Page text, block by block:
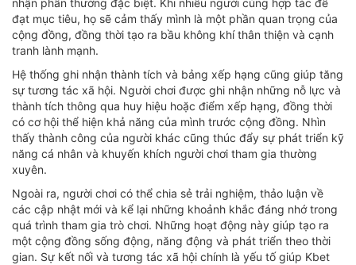
nhận phần thưởng đặc biệt. Khi nhiều người cùng hợp tác để
đạt mục tiêu, họ sẽ cảm thấy mình là một phần quan trọng của
cộng đồng, đồng thời tạo ra bầu không khí thân thiện và cạnh
tranh lành mạnh.
Hệ thống ghi nhận thành tích và bảng xếp hạng cũng giúp tăng
sự tương tác xã hội. Người chơi được ghi nhận những nỗ lực và
thành tích thông qua huy hiệu hoặc điểm xếp hạng, đồng thời
có cơ hội thể hiện khả năng của mình trước cộng đồng. Nhìn
thấy thành công của người khác cũng thúc đẩy sự phát triển kỹ
năng cá nhân và khuyến khích người chơi tham gia thường
xuyên.
Ngoài ra, người chơi có thể chia sẻ trải nghiệm, thảo luận về
các cập nhật mới và kể lại những khoảnh khắc đáng nhớ trong
quá trình tham gia trò chơi. Những hoạt động này giúp tạo ra
một cộng đồng sống động, năng động và phát triển theo thời
gian. Sự kết nối và tương tác xã hội chính là yếu tố giúp Kbet